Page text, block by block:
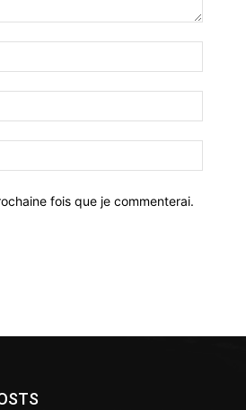
fois que je commenterai.